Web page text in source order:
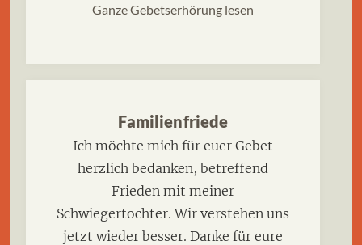
Ganze Gebetserhörung lesen
Familienfriede
Ich möchte mich für euer Gebet
herzlich bedanken, betreffend
Frieden mit meiner
Schwiegertochter. Wir verstehen uns
jetzt wieder besser. Danke für eure